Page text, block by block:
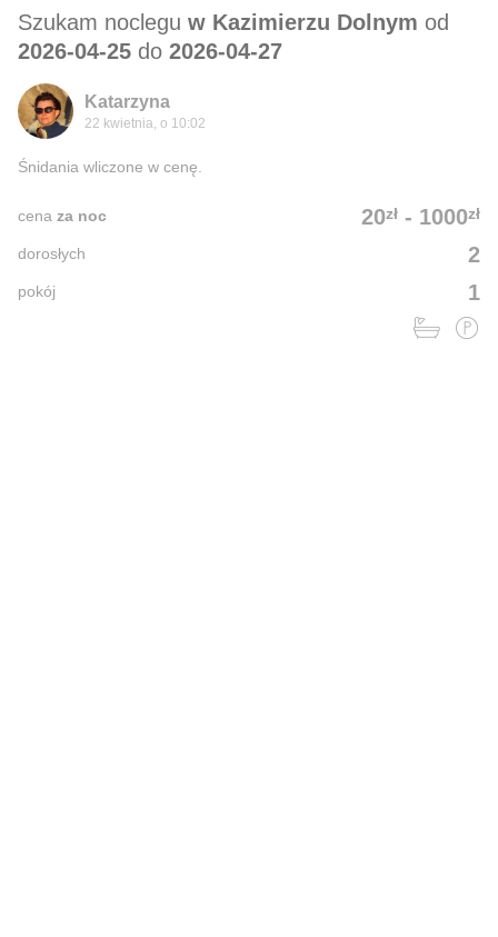
Szukam noclegu w Kazimierzu Dolnym od
2026-04-25 do 2026-04-27
Katarzyna
22 kwietnia, o 10:02
Śnidania wliczone w cenę.
20zł - 1000zł
cena za noc
2
dorosłych
1
pokój